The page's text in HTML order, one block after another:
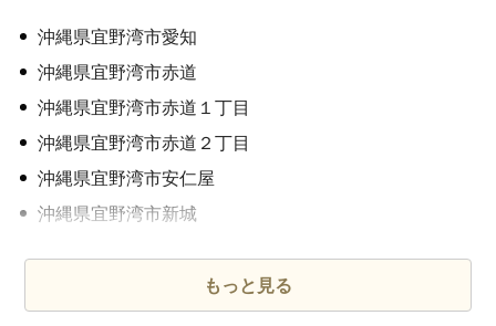
沖縄県宜野湾市愛知
沖縄県宜野湾市赤道
沖縄県宜野湾市赤道１丁目
沖縄県宜野湾市赤道２丁目
沖縄県宜野湾市安仁屋
沖縄県宜野湾市新城
沖縄県宜野湾市新城２丁目もっと見る